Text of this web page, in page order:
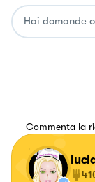
Commenta la